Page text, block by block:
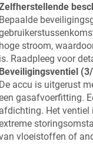
stroom,
Raadpleeg voor
accu is uitgerust
gasafvoerfitting.
Het ventiel
vloeistoffen of